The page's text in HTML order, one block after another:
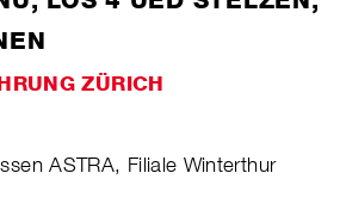
ZÜRICH
ASTRA, Filiale Winterthur